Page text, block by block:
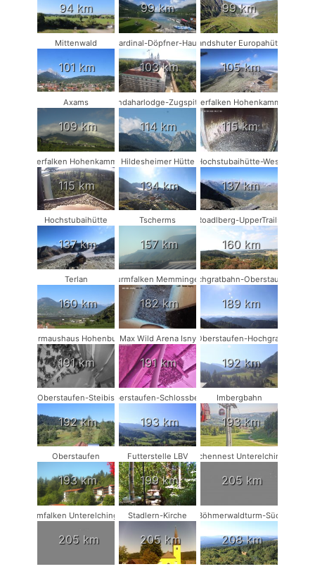
94 km 99 km 99 km
Mittenwald
101 km
Kardinal-Döpfner-Haus
103 km
Landshuter Europahütte
105 km
Axams
109 km
Kandaharlodge-Zugspitze
114 km
Wanderfalken Hohenkammer #1
115 km
Wanderfalken Hohenkammer #2
115 km
Hildesheimer Hütte
134 km
Hochstubaihütte-West
137 km
Hochstubaihütte
137 km
Tscherms
157 km
Roadlberg-UpperTrails
160 km
Terlan
160 km
Turmfalken Memmingen
182 km
Hochgratbahn-Oberstaufen
189 km
Fledermaushaus Hohenburg #2
191 km
Max Wild Arena Isny
191 km
Oberstaufen-Hochgrat
192 km
Oberstaufen-Steibis
192 km
Oberstaufen-Schlossberg
193 km
Imbergbahn
193 km
Oberstaufen
193 km
Futterstelle LBV
199 km
Storchennest Unterelchingen
205 km
Turmfalken Unterelchingen
205 km
Stadlern-Kirche
205 km
Böhmerwaldturm-Süd
208 km